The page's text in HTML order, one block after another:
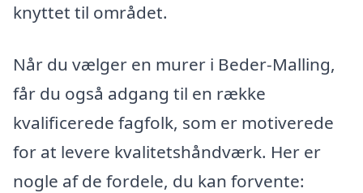
knyttet til området.
Når du vælger en murer i Beder-Malling,
får du også adgang til en række
kvalificerede fagfolk, som er motiverede
for at levere kvalitetshåndværk. Her er
nogle af de fordele, du kan forvente: